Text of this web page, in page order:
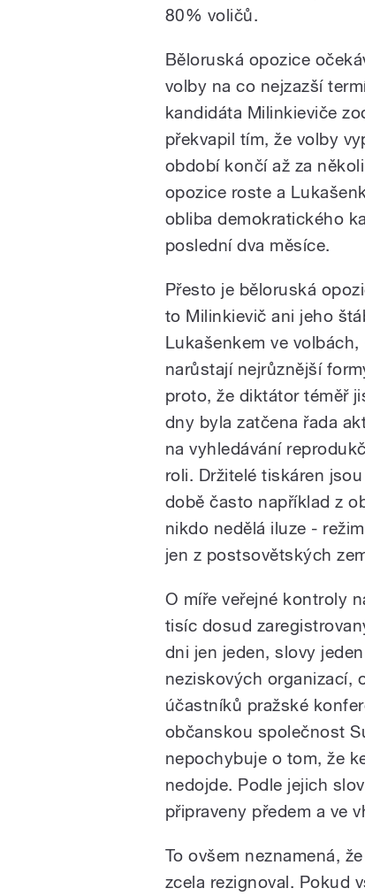
80% voličů.
Běloruská opozice
volby na co nejzazší
kandidáta Milinkieviče
překvapil tím, že volby
období končí až za
opozice roste a
obliba demokratického
poslední dva měsíce.
Přesto je běloruská
to Milinkievič ani jeho
Lukašenkem ve
narůstají nejrůznější
proto, že diktátor téměř
dny byla zatčena řada
na vyhledávání
roli. Držitelé tiskáren
době často například z
nikdo nedělá iluze -
jen z postsovětských
O míře veřejné kontroly
tisíc dosud
dni jen jeden, slovy
neziskových organizací,
účastníků pražské
občanskou společnost
nepochybuje o tom, že
nedojde. Podle jejich
připraveny předem a ve
To ovšem neznamená,
zcela rezignoval. Pokud